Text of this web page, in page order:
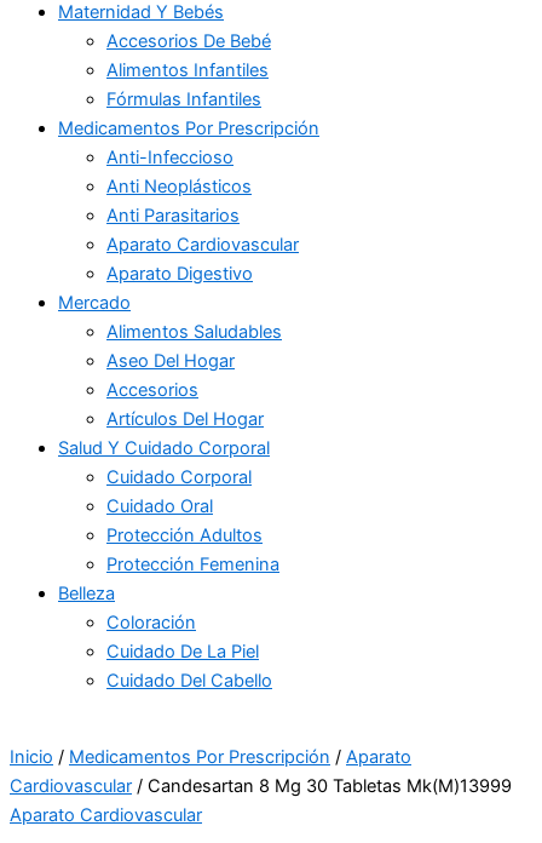
Maternidad Y Bebés
Accesorios De Bebé
Alimentos Infantiles
Fórmulas Infantiles
Medicamentos Por Prescripción
Anti-Infeccioso
Anti Neoplásticos
Anti Parasitarios
Aparato Cardiovascular
Aparato Digestivo
Mercado
Alimentos Saludables
Aseo Del Hogar
Accesorios
Artículos Del Hogar
Salud Y Cuidado Corporal
Cuidado Corporal
Cuidado Oral
Protección Adultos
Protección Femenina
Belleza
Coloración
Cuidado De La Piel
Cuidado Del Cabello
Inicio / Medicamentos Por Prescripción / Aparato
Cardiovascular / Candesartan 8 Mg 30 Tabletas Mk(M)13999
Aparato Cardiovascular